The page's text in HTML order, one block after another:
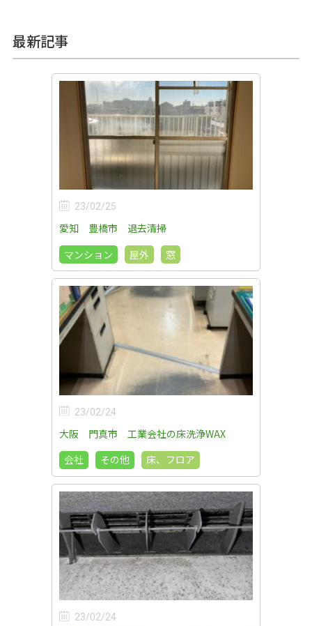
最新記事
23/02/25
愛知 豊橋市 退去清掃
マンション
屋外 窓
23/02/24
大阪 門真市 工業会社の床洗浄WAX
会社
その他 床、フロア
23/02/24